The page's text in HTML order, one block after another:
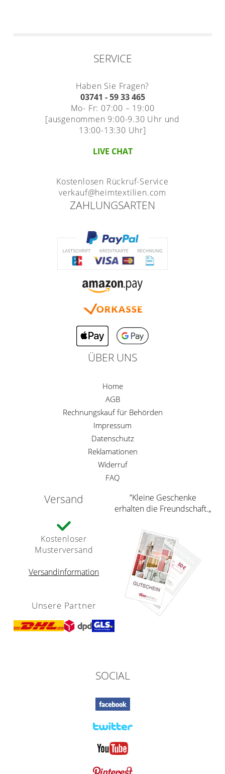
SERVICE
Haben Sie Fragen?
03741 - 59 33 465
Mo- Fr: 07:00 – 19:00
[ausgenommen 9:00-9.30 Uhr und
13:00-13:30 Uhr]
LIVE CHAT
Kostenlosen Rückruf-Service
verkauf@heimtextilien.com
ZAHLUNGSARTEN
ÜBER UNS
Home
AGB
Rechnungskauf für Behörden
Impressum
Datenschutz
Reklamationen
Widerruf
FAQ
Versand
Kostenloser
Musterversand
Versandinformation
Unsere Partner
”Kleine Geschenke
erhalten die Freundschaft.„
SOCIAL